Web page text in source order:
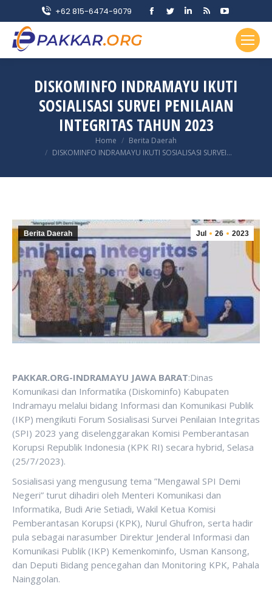
+62 815-6474-9079
Facebook
in
window
Twitter
in
window
Linkedin
in
window
Rss
opens
in
window
YouTube
page
opens
in
window
DISKOMINFO INDRAMAYU IKUTI
SOSIALISASI SURVEI PENILAIAN
INTEGRITAS TAHUN 2023
Home
Berita Daerah
DISKOMINFO INDRAMAYU IKUTI SOSIALISASI SURVEI…
Jul 26 2023
Berita Daerah
PAKKAR.ORG-INDRAMAYU JAWA BARAT:Dinas
Komunikasi dan Informatika (Diskominfo) Kabupaten
Indramayu melalui bidang Informasi dan Komunikasi Publik
(IKP) mengikuti Forum Sosialisasi Survei Penilaian Integritas
(SPI) 2023 yang diselenggarakan Komisi Pemberantasan
Korupsi Republik Indonesia (KPK RI) secara hybrid, Selasa
(25/7/2023).
Sosialisasi yang mengusung tema ”Mengawal SPI Demi
Negeri” turut dihadiri oleh Menteri Komunikasi dan
Informatika, Budi Arie Setiadi, Wakil Ketua Komisi
Pemberantasan Korupsi (KPK), Nurul Ghufron, serta hadir
pula sebagai narasumber Direktur Jenderal Informasi dan
Komunikasi Publik (IKP) Kemenkominfo, Usman Kansong,
dan Deputi Bidang pencegahan dan Monitoring KPK, Pahala
Nainggolan.